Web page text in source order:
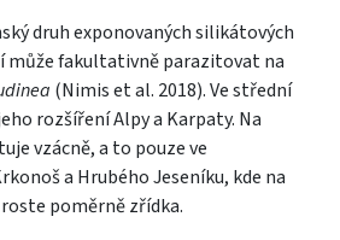
druh exponovaných silikátových
může fakultativně parazitovat na
(Nimis et al. 2018). Ve střední
rozšíření Alpy a Karpaty. Na
vzácně, a to pouze ve
a Hrubého Jeseníku, kde na
poměrně zřídka.